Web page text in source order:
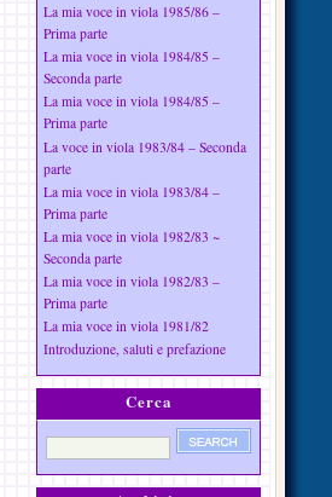
La mia voce in viola 1985/86 –
Prima parte
La mia voce in viola 1984/85 –
Seconda parte
La mia voce in viola 1984/85 –
Prima parte
La voce in viola 1983/84 – Seconda
parte
La mia voce in viola 1983/84 –
Prima parte
La mia voce in viola 1982/83 ~
Seconda parte
La mia voce in viola 1982/83 –
Prima parte
La mia voce in viola 1981/82
Introduzione, saluti e prefazione
Cerca